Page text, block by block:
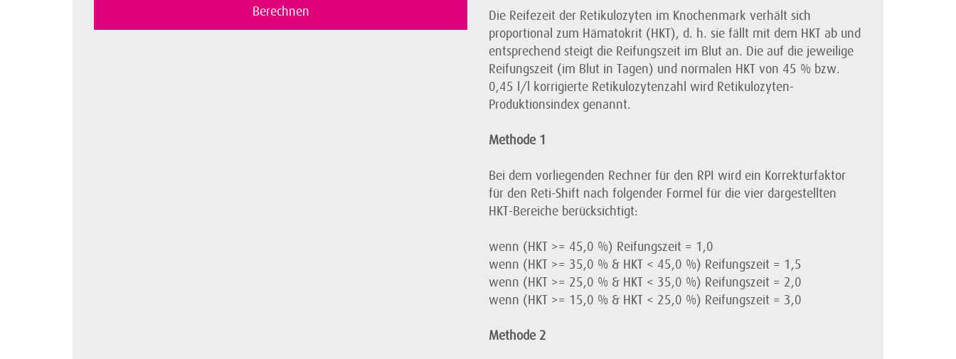
Die Reifezeit der Retikulozyten im Knochenmark verhält sich
proportional zum Hämatokrit (HKT), d. h. sie fällt mit dem HKT ab und
entsprechend steigt die Reifungszeit im Blut an. Die auf die jeweilige
Reifungszeit (im Blut in Tagen) und normalen HKT von 45 % bzw.
0,45 l/l korrigierte Retikulozytenzahl wird Retikulozyten-
Produktionsindex genannt.
Methode 1
Bei dem vorliegenden Rechner für den RPI wird ein Korrekturfaktor
für den Reti-Shift nach folgender Formel für die vier dargestellten
HKT-Bereiche berücksichtigt:
wenn (HKT >= 45,0 %) Reifungszeit = 1,0
wenn (HKT >= 35,0 % & HKT < 45,0 %) Reifungszeit = 1,5
wenn (HKT >= 25,0 % & HKT < 35,0 %) Reifungszeit = 2,0
wenn (HKT >= 15,0 % & HKT < 25,0 %) Reifungszeit = 3,0
Methode 2